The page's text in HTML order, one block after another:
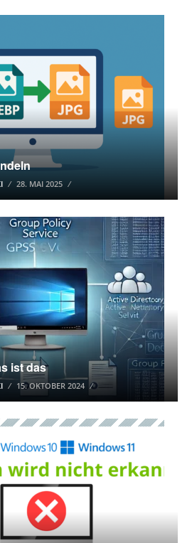
28. MAI 2025
ist das
15. OKTOBER 2024